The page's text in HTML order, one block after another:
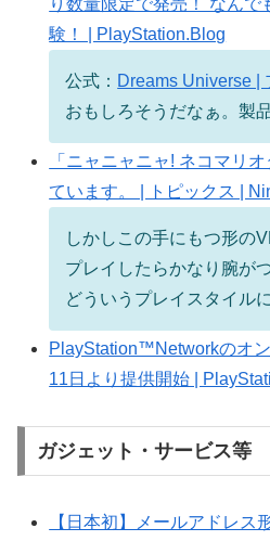
り数量限定で発売！ なん
験！ | PlayStation.Blog
公式： Dreams Universe |
おもしろそうだなぁ。製
「ニャニャニャ! ネコマリ
ています。 | トピックス |
しかしこの手にもつ形の
プレイしたらかなり腕が
どういうプレイスタイル
PlayStation™Networkのオ
11日より提供開始 |
ガジェット・サービス等
【日本初】メールアドレス